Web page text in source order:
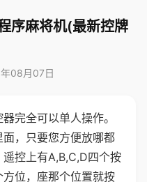
序麻将机(最新控牌
08月07日
完全可以单人操作。
，只要您方便放哪都
控上有A,B,C,D四个按
位，座那个位置就按